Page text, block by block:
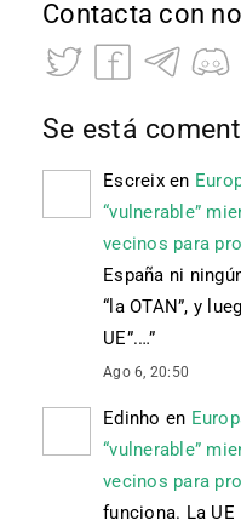
Contacta con
Se está
Escreixen
“vulnerable”
vecinos para
España ni
“la OTAN”, y
UE”.…”
Ago 6, 20:50
Edinho en
“vulnerable”
vecinos para
funciona. La